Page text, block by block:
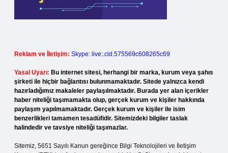
Reklam ve İletişim: Skype: live:.cid.575569c608265c69
Yasal Uyarı: Bu internet sitesi, herhangi bir marka, kurum veya şahıs
şirketi ile hiçbir bağlantısı bulunmamaktadır. Sitede yalnızca kendi
hazırladığımız makaleler paylaşılmaktadır. Burada yer alan içerikler
haber niteliği taşımamakta olup, gerçek kurum ve kişiler hakkında
paylaşım yapılmamaktadır. Gerçek kurum ve kişiler ile isim
benzerlikleri tamamen tesadüfidir. Sitemizdeki bilgiler taslak
halindedir ve tavsiye niteliği taşımazlar.
Sitemiz, 5651 Sayılı Kanun gereğince Bilgi Teknolojileri ve İletişim